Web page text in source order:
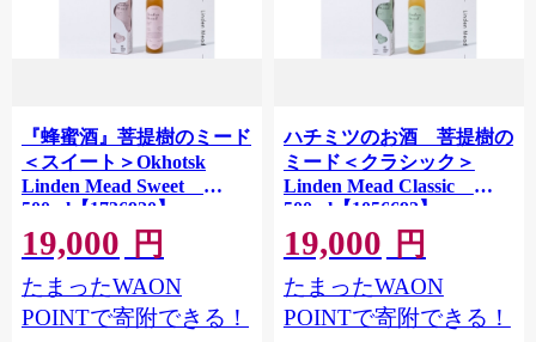
『蜂蜜酒』菩提樹のミード
＜スイート＞Okhotsk
Linden Mead Sweet
500ml【1736920】
19,000 円
たまったWAON
POINTで寄附できる！
ハチミツのお酒 菩提樹の
ミード＜クラシック＞
Linden Mead Classic
500ml【1056692】
19,000 円
たまったWAON
POINTで寄附できる！